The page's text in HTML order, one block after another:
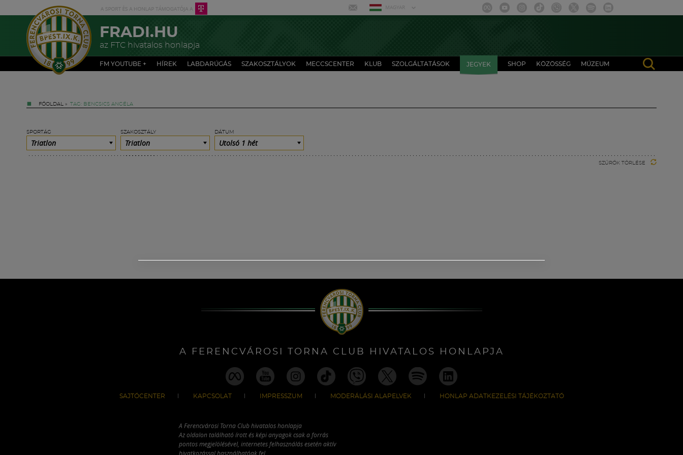
MAGYAR
FRADI.HU
az FTC hivatalos honlapja
FM YOUTUBE + HÍREK LABDARÚGÁS SZAKOSZTÁLYOK MECCSCENTER KLUB SZOLGÁLTATÁSOK JEGYEK SHOP KÖZÖSSÉG MÚZEUM
FŐOLDAL » TAG: BENCSICS ANGÉLA
SPORTÁG
Triatlon
SZAKOSZTÁLY
Triatlon
DÁTUM
Utolsó 1 hét
SZŰRŐK TÖRLÉSE
A FERENCVÁROSI TORNA CLUB HIVATALOS HONLAPJA
SAJTÓCENTER KAPCSOLAT IMPRESSZUM MODERÁLÁSI ALAPELVEK HONLAP ADATKEZELÉSI TÁJÉKOZTATÓ
A Ferencvárosi Torna Club hivatalos honlapja
Az oldalon található írott és képi anyagok csak a forrás
pontos megjelölésével, internetes felhasználás esetén aktív
hivatkozással használhatóak fel.